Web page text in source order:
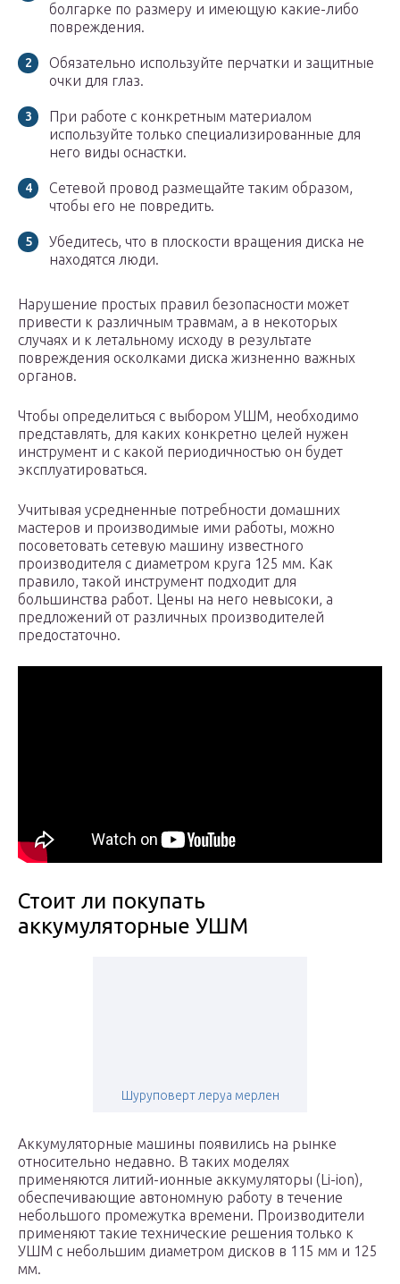
болгарке по размеру и имеющую какие-либо
повреждения.
Обязательно используйте перчатки и защитные
очки для глаз.
При работе с конкретным материалом
используйте только специализированные для
него виды оснастки.
Сетевой провод размещайте таким образом,
чтобы его не повредить.
Убедитесь, что в плоскости вращения диска не
находятся люди.
Нарушение простых правил безопасности может
привести к различным травмам, а в некоторых
случаях и к летальному исходу в результате
повреждения осколками диска жизненно важных
органов.
Чтобы определиться с выбором УШМ, необходимо
представлять, для каких конкретно целей нужен
инструмент и с какой периодичностью он будет
эксплуатироваться.
Учитывая усредненные потребности домашних
мастеров и производимые ими работы, можно
посоветовать сетевую машину известного
производителя с диаметром круга 125 мм. Как
правило, такой инструмент подходит для
большинства работ. Цены на него невысоки, а
предложений от различных производителей
предостаточно.
Стоит ли покупать
аккумуляторные УШМ
Шуруповерт леруа мерлен
Аккумуляторные машины появились на рынке
относительно недавно. В таких моделях
применяются литий-ионные аккумуляторы (Li-ion),
обеспечивающие автономную работу в течение
небольшого промежутка времени. Производители
применяют такие технические решения только к
УШМ с небольшим диаметром дисков в 115 мм и 125
мм.